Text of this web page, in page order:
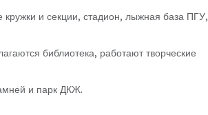
и секции, стадион, лыжная база ПГУ,
библиотека, работают творческие
и парк ДКЖ.